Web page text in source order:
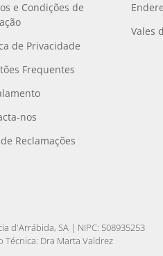
e Condições de
de Privacidade
Frequentes
nos
Reclamações
Vales
d'Arrábida, SA | NIPC: 508935253
Técnica: Dra Marta Valdrez